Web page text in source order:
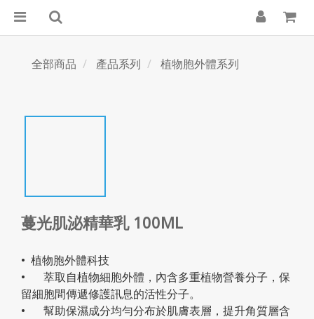
全部商品 產品系列 植物胞外體系列
蔓光肌泌精華乳 100ML
•  植物胞外體科技
•	萃取自植物細胞外體，內含多重植物營養分子，保
留細胞間傳遞修護訊息的活性分子。
•	幫助保濕成分均勻分布於肌膚表層，提升角質層含